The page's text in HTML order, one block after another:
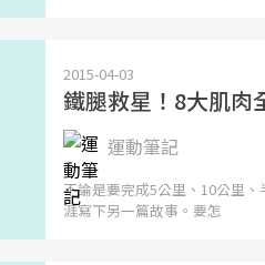
2015-04-03
鐵腿救星！8大肌肉
運動筆記
不論是要完成5公里、10公里
涯寫下另一篇故事。要怎